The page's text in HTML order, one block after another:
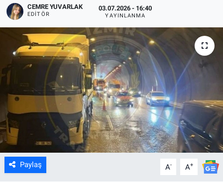
CEMRE YUVARLAK
EDITÖR
03.07.2026 - 16:40
YAYINLANMA
Paylaş A- A+